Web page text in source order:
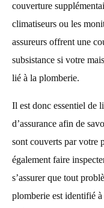
couverture
climatiseurs ou les
assureurs offrent une
subsistance si votre
lié à la plomberie.
Il est donc essentiel de
d’assurance afin de
sont couverts par votre
également faire
s’assurer que tout
plomberie est identifié